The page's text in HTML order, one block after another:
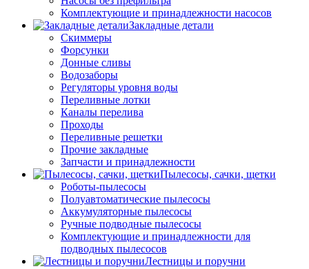
Комплектующие и принадлежности насосов
Закладные детали
Скиммеры
Форсунки
Донные сливы
Водозаборы
Регуляторы уровня воды
Переливные лотки
Каналы перелива
Проходы
Переливные решетки
Прочие закладные
Запчасти и принадлежности
Пылесосы, сачки, щетки
Роботы-пылесосы
Полуавтоматические пылесосы
Аккумуляторные пылесосы
Ручные подводные пылесосы
Комплектующие и принадлежности для
подводных пылесосов
Лестницы и поручни